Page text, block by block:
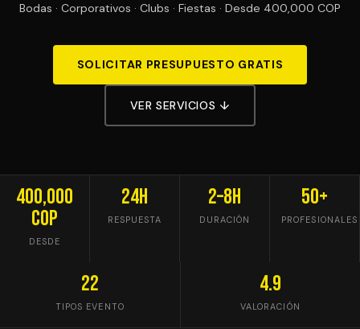
Bodas · Corporativos · Clubs · Fiestas · Desde 400,000 COP
SOLICITAR PRESUPUESTO GRATIS
VER SERVICIOS ↓
400,000
COP
DESDE
24h
RESPUESTA
2–8h
DURACIÓN
50+
PROFESIONALES
22
TIPOS EVENTO
4.9
VALORACIÓN